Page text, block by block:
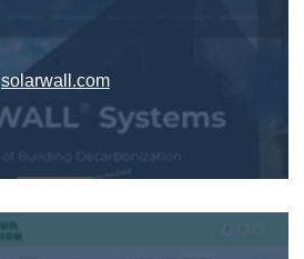
solarwall.com